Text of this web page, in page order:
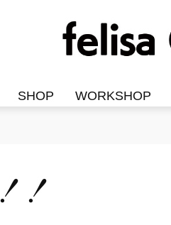
SHOP WORKSHOP
！